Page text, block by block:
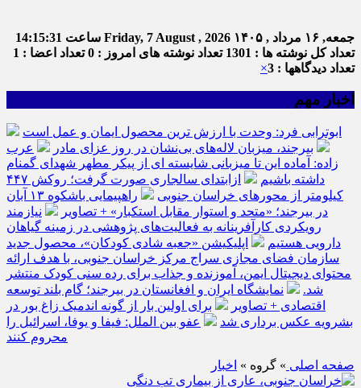
جمعه, ۱۶ مرداد , ۱۴۰۵ Friday, 7 August , 2026 ساعت 14:15:31
تعداد کل نوشته ها : 1301
تعداد نوشته های امروز : 0
تعداد اعضا : 1
تعداد دیدگاهها : 3
×
اخبار مهم
ابوترابی فرد: وحدت با ارزش ترین محصول ایمان و عمل است
بیرجند، میزبان لاله‌های بی‌نشان در روز عزای مادر
عرب
زاده: آماده این تا میزبانی شایسته ای از پیکر مطهر شهدای گمنام
داشته باشیم
ازابتدای سالجاری صورت گرفت؛ روکش ۴۴۷
کیلومتر از محورهای خراسان جنوبی
راهپیمایی باشکوه ۱۳ آبان
در بیرجند؛ «متحد و استوار مقابل استکبار» + تصاویر
نیازمند
رویکردی کارآفرینانه به فعالیت‌های پژوهشی در زمینه گیاهان
دارویی هستیم
اپلیکیشن «جعبه شادی کودکان»، محصول جدید
سازمان فضای مجازی سراج مرکز خراسان جنوبی، با هدف ارائه
محتوای دیجیتال ایمن، آموزنده و جذاب برای رده سنی کودک منتشر
شد.
نمایشگاه ایران و افغانستان در بیرجند؛ گام بلند توسعه
اقتصادی + تصاویر
برای اولین بار از گونه اندمیک زاغ بور در
بشرویه عکس برداری شد
عفو بین الملل: فیفا و یوفا، اسرائیل را
محروم کنند
صفحه اصلی » گروه » اخبار